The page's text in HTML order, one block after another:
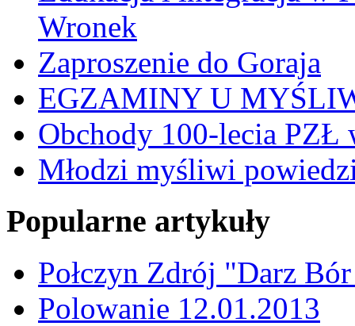
Wronek
Zaproszenie do Goraja
EGZAMINY U
Obchody 100-lecia PZŁ
Młodzi myśliwi
Popularne artykuły
Połczyn Zdrój "Darz
Polowanie 12.01.2013